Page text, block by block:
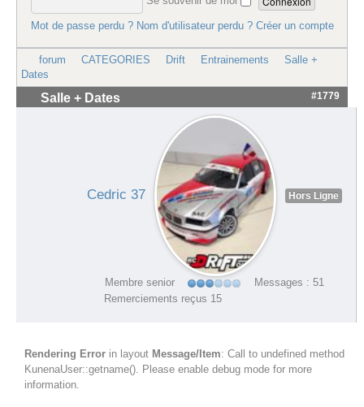
Mot de passe perdu ? Nom d'utilisateur perdu ? Créer un compte
forum CATEGORIES Drift Entrainements
Salle +
Dates
Salle + Dates #1779
Cedric 37 Hors Ligne
Membre senior
Messages : 51
Remerciements reçus 15
Rendering Error in layout Message/Item: Call to undefined method
KunenaUser::getname(). Please enable debug mode for more
information.